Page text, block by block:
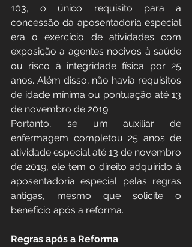
103, o único requisito para a
concessão da aposentadoria especial
era o exercício de atividades com
exposição a agentes nocivos à saúde
ou risco à integridade física por 25
anos. Além disso, não havia requisitos
de idade mínima ou pontuação até 13
de novembro de 2019.
Portanto, se um auxiliar de
enfermagem completou 25 anos de
atividade especial até 13 de novembro
de 2019, ele tem o direito adquirido à
aposentadoria especial pelas regras
antigas, mesmo que solicite o
benefício após a reforma.
Regras após a Reforma